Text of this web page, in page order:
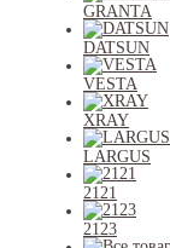
GRANTA
DATSUN
VESTA
XRAY
LARGUS
2121
2123